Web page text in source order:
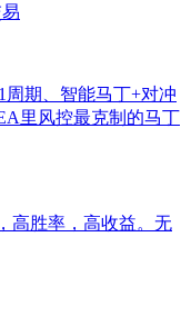
期、智能马丁+对冲
里风控最克制的马丁
高胜率，高收益。无